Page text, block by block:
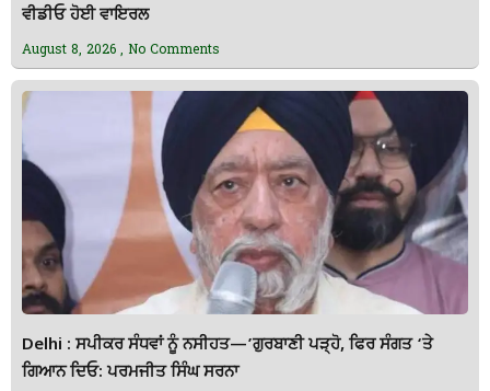
ਵੀਡੀਓ ਹੋਈ ਵਾਇਰਲ
August 8, 2026 No Comments
Delhi : ਸਪੀਕਰ ਸੰਧਵਾਂ ਨੂੰ ਨਸੀਹਤ—’ਗੁਰਬਾਣੀ ਪੜ੍ਹੋ, ਫਿਰ ਸੰਗਤ ‘ਤੇ
ਗਿਆਨ ਦਿਓ: ਪਰਮਜੀਤ ਸਿੰਘ ਸਰਨਾ